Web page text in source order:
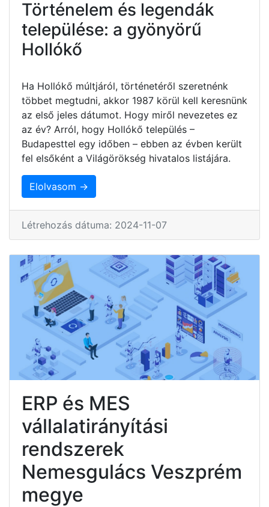
Történelem és legendák
települése: a gyönyörű
Hollókő
Ha Hollókő múltjáról, történetéről szeretnénk
többet megtudni, akkor 1987 körül kell keresnünk
az első jeles dátumot. Hogy miről nevezetes ez
az év? Arról, hogy Hollókő település –
Budapesttel egy időben – ebben az évben került
fel elsőként a Világörökség hivatalos listájára.
Elolvasom →
Létrehozás dátuma: 2024-11-07
ERP és MES
vállalatirányítási
rendszerek
Nemesgulács Veszprém
megye